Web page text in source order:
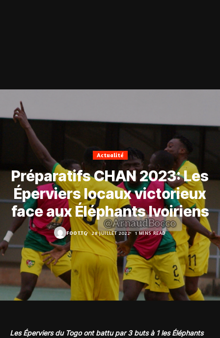
Actualité
Préparatifs CHAN 2023: Les
Éperviers locaux victorieux
face aux Éléphants Ivoiriens
FOOT.TG 28 JUILLET 2022 1 MINS READ
Les Éperviers du Togo ont battu par 3 buts à 1 les Éléphants